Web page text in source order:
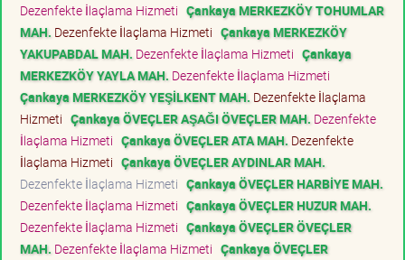
Dezenfekte İlaçlama Hizmeti Çankaya MERKEZKÖY TOHUMLAR
MAH. Dezenfekte İlaçlama Hizmeti Çankaya MERKEZKÖY
YAKUPABDAL MAH. Dezenfekte İlaçlama Hizmeti Çankaya
MERKEZKÖY YAYLA MAH. Dezenfekte İlaçlama Hizmeti
Çankaya MERKEZKÖY YEŞİLKENT MAH. Dezenfekte İlaçlama
Hizmeti Çankaya ÖVEÇLER AŞAĞI ÖVEÇLER MAH. Dezenfekte
İlaçlama Hizmeti Çankaya ÖVEÇLER ATA MAH. Dezenfekte
İlaçlama Hizmeti Çankaya ÖVEÇLER AYDINLAR MAH.
Dezenfekte İlaçlama Hizmeti Çankaya ÖVEÇLER HARBİYE MAH.
Dezenfekte İlaçlama Hizmeti Çankaya ÖVEÇLER HUZUR MAH.
Dezenfekte İlaçlama Hizmeti Çankaya ÖVEÇLER ÖVEÇLER
MAH. Dezenfekte İlaçlama Hizmeti Çankaya ÖVEÇLER